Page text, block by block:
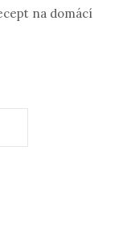
na domácí